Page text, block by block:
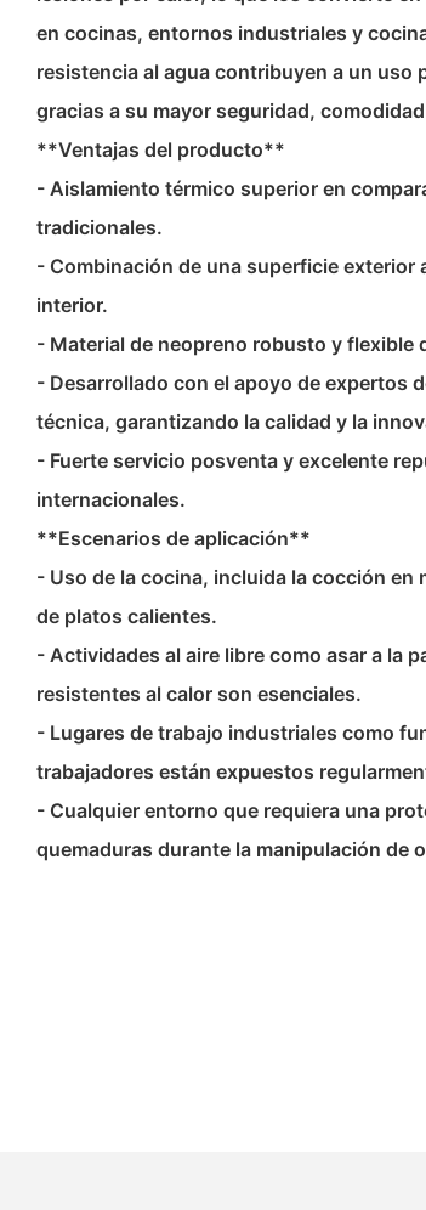
en cocinas, entornos industriales y
resistencia al agua contribuyen a un
gracias a su mayor seguridad,
**Ventajas del producto**
- Aislamiento térmico superior en
tradicionales.
- Combinación de una superficie
interior.
- Material de neopreno robusto y flexible
- Desarrollado con el apoyo de expertos
técnica, garantizando la calidad y la
- Fuerte servicio posventa y excelente
internacionales.
**Escenarios de aplicación**
- Uso de la cocina, incluida la cocción
de platos calientes.
- Actividades al aire libre como asar a la
resistentes al calor son esenciales.
- Lugares de trabajo industriales como
trabajadores están expuestos
- Cualquier entorno que requiera una
quemaduras durante la manipulación de